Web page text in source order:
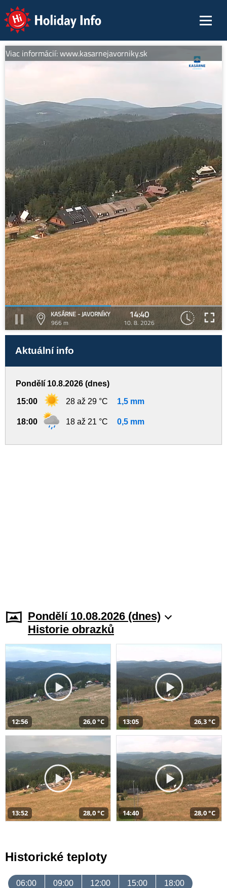
Holiday Info
informácií: www.kasarnejavorniky.sk
KASÁRNE - JAVORNÍKY
966 m
14:40
10. 8. 2026
Aktuální info
Pondělí 10.8.2026 (dnes)
15:00 28 až 29 °C 1,5 mm
18:00 18 až 21 °C 0,5 mm
Pondělí 10.08.2026 (dnes)
Historie obrazků
12:56 26,0 °C 13:05 26,3 °C
13:52 28,0 °C 14:40 28,0 °C
Historické teploty
06:00 09:00 12:00 15:00 18:00